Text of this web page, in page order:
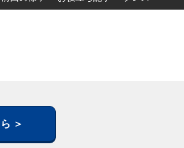
Korean (Naver
＞